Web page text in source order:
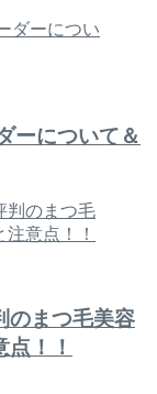
ーについて＆
のまつ毛美容
！！